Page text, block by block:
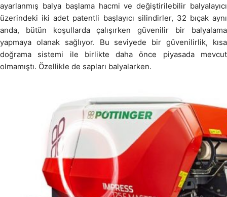
ayarlanmış balya başlama hacmi ve değiştirilebilir balyalayıcı
üzerindeki iki adet patentli başlayıcı silindirler, 32 bıçak aynı
anda, bütün koşullarda çalışırken güvenilir bir balyalama
yapmaya olanak sağlıyor. Bu seviyede bir güvenilirlik, kısa
doğrama sistemi ile birlikte daha önce piyasada mevcut
olmamıştı. Özellikle de sapları balyalarken.